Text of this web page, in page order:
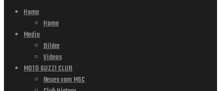
Home
Home
Media
Bilder
Videos
MOTO GUZZI CLUB
Neues vom MGC